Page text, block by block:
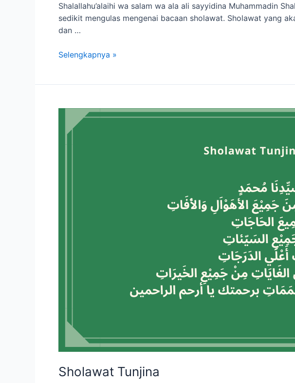
Shalallahu’alaihi wa salam wa ala ali sayyidina Muhammadin
sedikit mengulas mengenai bacaan sholawat. Sholawat yang
dan …
Selengkapnya »
Sholawat Tunjina
Sholawat
Tunjina